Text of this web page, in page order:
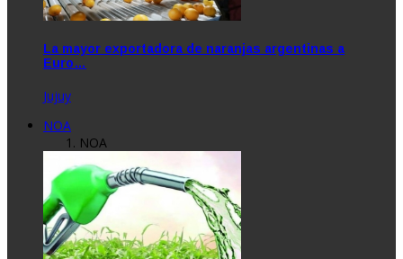
La mayor exportadora de naranjas argentinas a
Euro…
Jujuy
NOA
NOA